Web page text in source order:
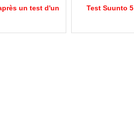
un test d'un
Test Suunto